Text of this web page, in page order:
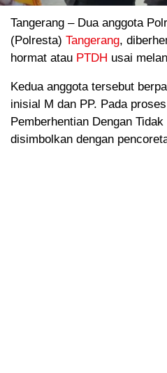
Tangerang – Dua anggota
(Polresta) Tangerang,
hormat atau PTDH usai
Kedua anggota tersebut
inisial M dan PP. Pada
Pemberhentian Dengan
disimbolkan dengan